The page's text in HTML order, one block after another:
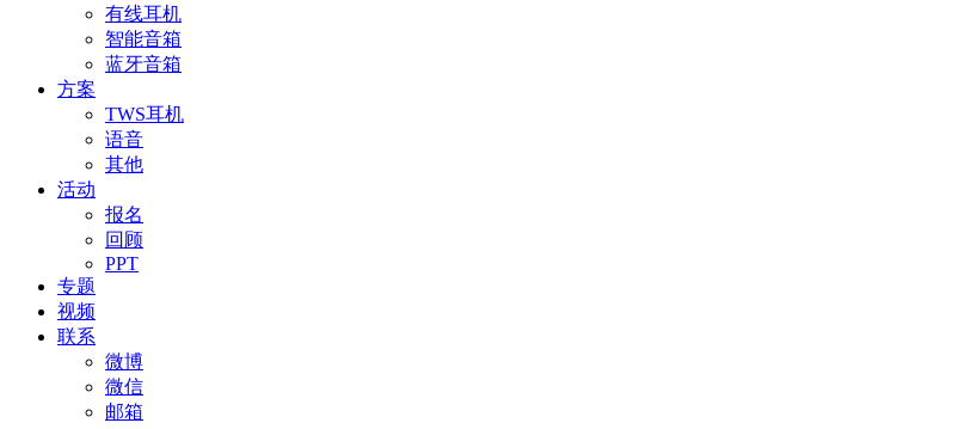
有线耳机
智能音箱
蓝牙音箱
方案
TWS耳机
语音
其他
活动
报名
回顾
PPT
专题
视频
联系
微博
微信
邮箱